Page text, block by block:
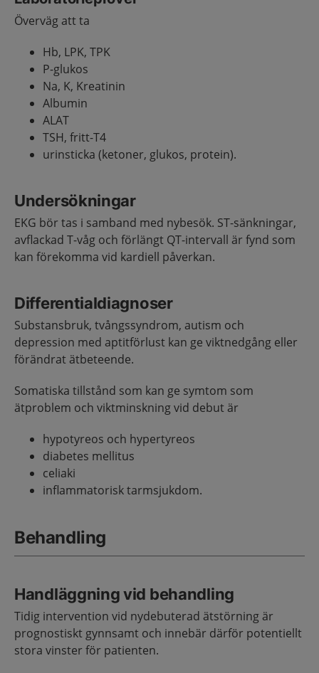
Överväg att ta
Hb, LPK, TPK
P-glukos
Na, K, Kreatinin
Albumin
ALAT
TSH, fritt-T4
urinsticka (ketoner, glukos, protein).
Undersökningar
EKG bör tas i samband med nybesök. ST-­sänkningar,
avflackad T­-våg och förlängt QT­-intervall är fynd som
kan förekomma vid kardiell påverkan.
Differentialdiagnoser
Substansbruk, tvångssyndrom, autism och
depression med aptitförlust kan ge viktnedgång eller
förändrat ätbeteende.
Somatiska tillstånd som kan ge symtom som
ätproblem och viktminskning vid debut är
hypotyreos och hypertyreos
diabetes mellitus
celiaki
inflammatorisk tarmsjukdom.
Behandling
Handläggning vid behandling
Tidig intervention vid nydebuterad ätstörning är
prognostiskt gynnsamt och innebär därför potentiellt
stora vinster för patienten.